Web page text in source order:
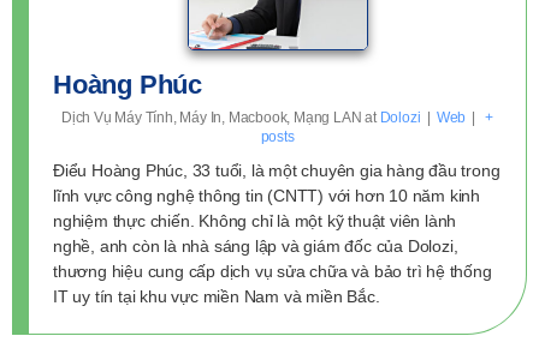
Hoàng Phúc
Dịch Vụ Máy Tính, Máy In, Macbook, Mạng LAN at Dolozi | Web |
+
posts
Điểu Hoàng Phúc, 33 tuổi, là một chuyên gia hàng đầu trong
lĩnh vực công nghệ thông tin (CNTT) với hơn 10 năm kinh
nghiệm thực chiến. Không chỉ là một kỹ thuật viên lành
nghề, anh còn là nhà sáng lập và giám đốc của Dolozi,
thương hiệu cung cấp dịch vụ sửa chữa và bảo trì hệ thống
IT uy tín tại khu vực miền Nam và miền Bắc.